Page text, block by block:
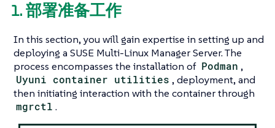
1. 部署准备工作
In this section, you will gain expertise in setting up and
deploying a SUSE Multi-Linux Manager Server. The
process encompasses the installation of Podman ,
Uyuni container utilities , deployment, and
then initiating interaction with the container through
mgrctl .